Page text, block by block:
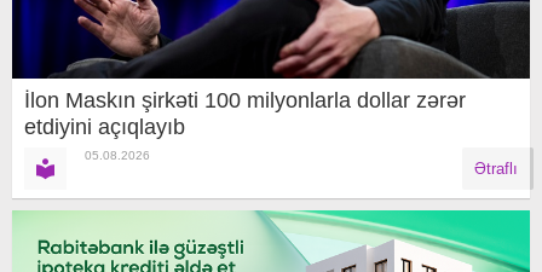
İlon Maskın şirkəti 100 milyonlarla dollar zərər
etdiyini açıqlayıb
05.08.2026
Ətraflı